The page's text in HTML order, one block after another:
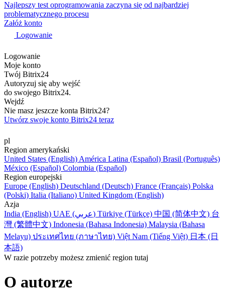
Najlepszy test oprogramowania zaczyna się od najbardziej
problematycznego procesu
Załóż konto
Logowanie
Logowanie
Moje konto
Twój Bitrix24
Autoryzuj się aby wejść
do swojego Bitrix24.
Wejdź
Nie masz jeszcze konta Bitrix24?
Utwórz swoje konto Bitrix24 teraz
pl
Region amerykański
United States (English) América Latina (Español) Brasil (Português)
México (Español) Colombia (Español)
Region europejski
Europe (English) Deutschland (Deutsch) France (Français) Polska
(Polski) Italia (Italiano) United Kingdom (English)
Azja
India (English)
UAE (عربي) Türkiye (Türkçe) 中国 (简体中文) 台
灣 (繁體中文) Indonesia (Bahasa Indonesia) Malaysia (Bahasa
Melayu) ประเทศไทย (ภาษาไทย) Việt Nam (Tiếng Việt) 日本 (日
本語)
W razie potrzeby możesz zmienić region tutaj
O autorze